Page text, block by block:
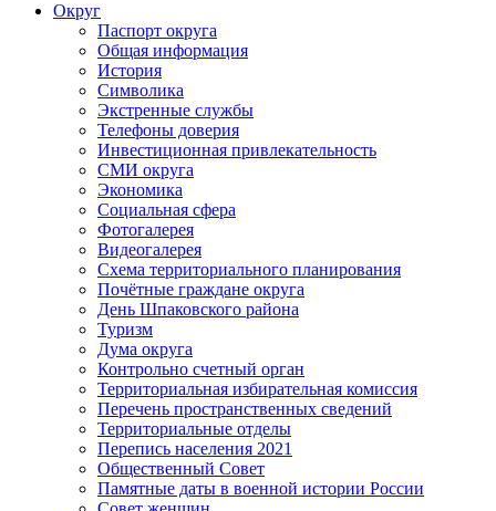
Округ
Паспорт округа
Общая информация
История
Символика
Экстренные службы
Телефоны доверия
Инвестиционная привлекательность
СМИ округа
Экономика
Социальная сфера
Фотогалерея
Видеогалерея
Схема территориального планирования
Почётные граждане округа
День Шпаковского района
Туризм
Дума округа
Контрольно счетный орган
Территориальная избирательная комиссия
Перечень пространственных сведений
Территориальные отделы
Перепись населения 2021
Общественный Совет
Памятные даты в военной истории России